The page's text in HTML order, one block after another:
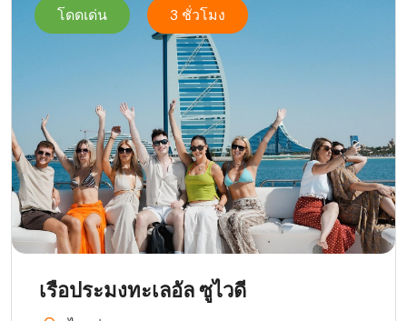
โดดเด่น 3 ชั่วโมง
เรือประมงทะเลอัล ซูไวดี